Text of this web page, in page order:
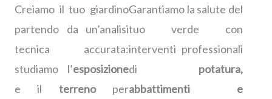
Creiamo il tuo giardino
partendo da un’analisi
tecnica accurata:
studiamo l’esposizione
e il terrenoper
Garantiamo la salute del
tuo verde con
interventi professionali
di potatura,
abbattimenti e